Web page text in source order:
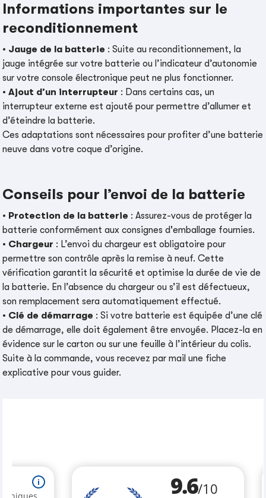
Informations importantes sur le
reconditionnement
• Jauge de la batterie : Suite au reconditionnement, la
jauge intégrée sur votre batterie ou l’indicateur d’autonomie
sur votre console électronique peut ne plus fonctionner.
•Ajout d’un interrupteur : Dans certains cas, un
interrupteur externe est ajouté pour permettre d’allumer et
d’éteindre la batterie.
Ces adaptations sont nécessaires pour profiter d’une batterie
neuve dans votre coque d’origine.
Conseils pour l’envoi de la batterie
• Protection de la batterie : Assurez-vous de protéger la
batterie conformément aux consignes d'emballage fournies.
• Chargeur : L’envoi du chargeur est obligatoire pour
permettre son contrôle après la remise à neuf. Cette
vérification garantit la sécurité et optimise la durée de vie de
la batterie. En l’absence du chargeur ou s’il est défectueux,
son remplacement sera automatiquement effectué.
• Clé de démarrage : Si votre batterie est équipée d’une clé
de démarrage, elle doit également être envoyée. Placez-la en
évidence sur le carton ou sur une feuille à l’intérieur du colis.
Suite à la commande, vous recevez par mail une fiche
explicative pour vous guider.